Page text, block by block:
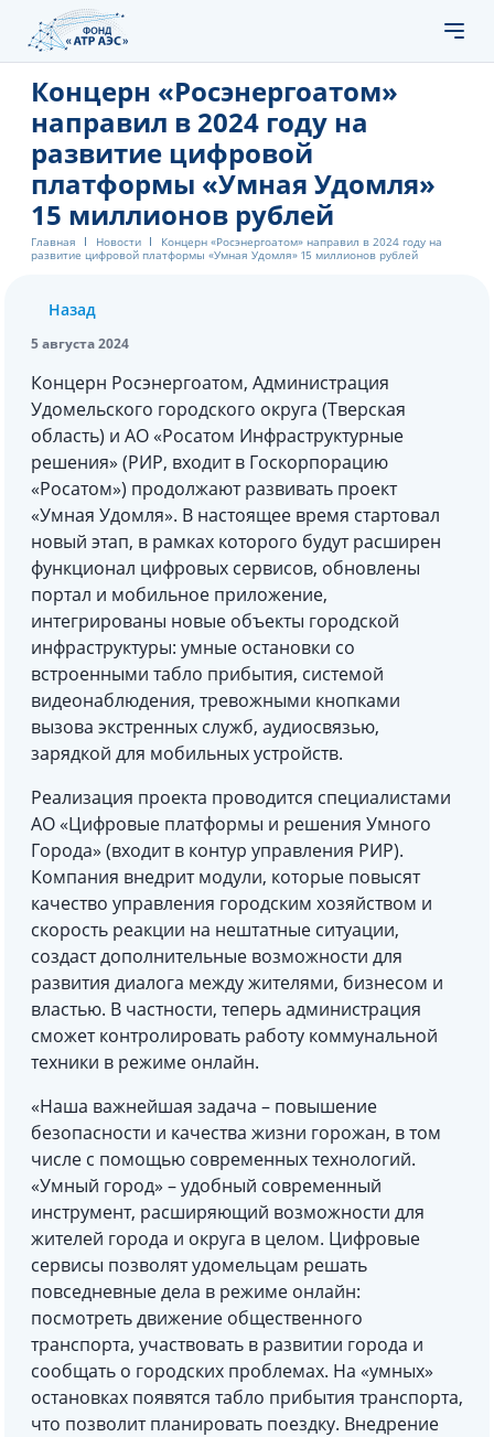
Концерн «Росэнергоатом»
направил в 2024 году на
развитие цифровой
платформы «Умная Удомля»
15 миллионов рублей
Главная Новости
Концерн «Росэнергоатом» направил в 2024 году на
развитие цифровой платформы «Умная Удомля» 15 миллионов рублей
Назад
5 августа 2024
Концерн Росэнергоатом, Администрация
Удомельского городского округа (Тверская
область) и АО «Росатом Инфраструктурные
решения» (РИР, входит в Госкорпорацию
«Росатом») продолжают развивать проект
«Умная Удомля». В настоящее время стартовал
новый этап, в рамках которого будут расширен
функционал цифровых сервисов, обновлены
портал и мобильное приложение,
интегрированы новые объекты городской
инфраструктуры: умные остановки со
встроенными табло прибытия, системой
видеонаблюдения, тревожными кнопками
вызова экстренных служб, аудиосвязью,
зарядкой для мобильных устройств.
Реализация проекта проводится специалистами
АО «Цифровые платформы и решения Умного
Города» (входит в контур управления РИР).
Компания внедрит модули, которые повысят
качество управления городским хозяйством и
скорость реакции на нештатные ситуации,
создаст дополнительные возможности для
развития диалога между жителями, бизнесом и
властью. В частности, теперь администрация
сможет контролировать работу коммунальной
техники в режиме онлайн.
«Наша важнейшая задача – повышение
безопасности и качества жизни горожан, в том
числе с помощью современных технологий.
«Умный город» – удобный современный
инструмент, расширяющий возможности для
жителей города и округа в целом. Цифровые
сервисы позволят удомельцам решать
повседневные дела в режиме онлайн:
посмотреть движение общественного
транспорта, участвовать в развитии города и
сообщать о городских проблемах. На «умных»
остановках появятся табло прибытия транспорта,
что позволит планировать поездку. Внедрение